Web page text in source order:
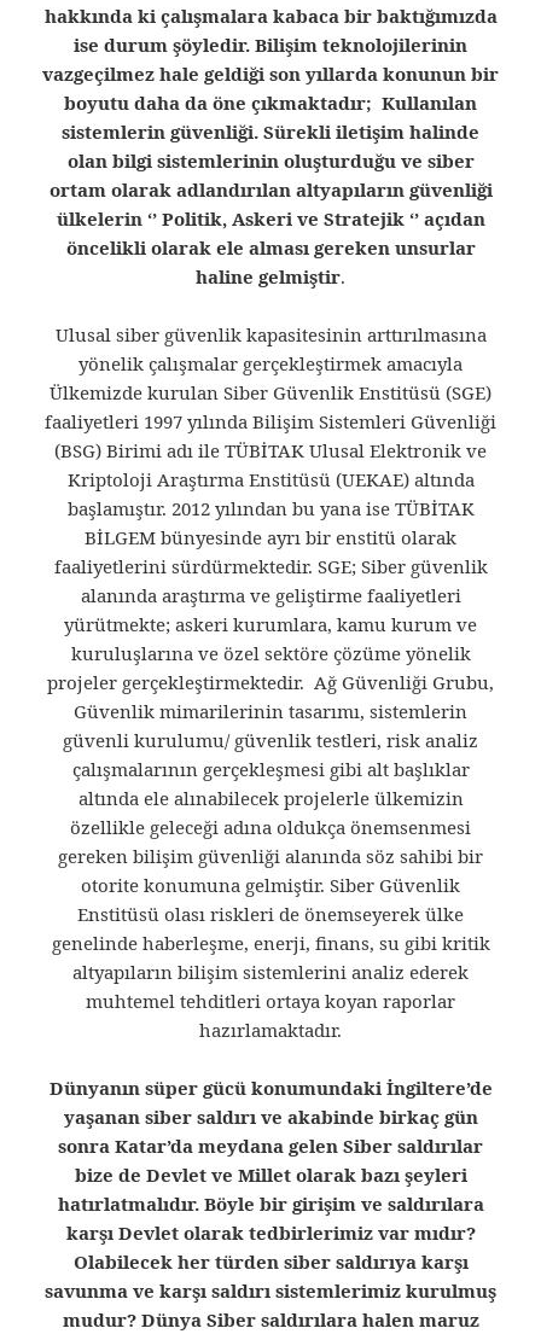
hakkında ki çalışmalara kabaca bir baktığımızda
ise durum şöyledir. Bilişim teknolojilerinin
vazgeçilmez hale geldiği son yıllarda konunun bir
boyutu daha da öne çıkmaktadır; Kullanılan
sistemlerin güvenliği. Sürekli iletişim halinde
olan bilgi sistemlerinin oluşturduğu ve siber
ortam olarak adlandırılan altyapıların güvenliği
ülkelerin ‘’ Politik, Askeri ve Stratejik ‘’ açıdan
öncelikli olarak ele alması gereken unsurlar
haline gelmiştir.
Ulusal siber güvenlik kapasitesinin arttırılmasına
yönelik çalışmalar gerçekleştirmek amacıyla
Ülkemizde kurulan Siber Güvenlik Enstitüsü (SGE)
faaliyetleri 1997 yılında Bilişim Sistemleri Güvenliği
(BSG) Birimi adı ile TÜBİTAK Ulusal Elektronik ve
Kriptoloji Araştırma Enstitüsü (UEKAE) altında
başlamıştır. 2012 yılından bu yana ise TÜBİTAK
BİLGEM bünyesinde ayrı bir enstitü olarak
faaliyetlerini sürdürmektedir. SGE; Siber güvenlik
alanında araştırma ve geliştirme faaliyetleri
yürütmekte; askeri kurumlara, kamu kurum ve
kuruluşlarına ve özel sektöre çözüme yönelik
projeler gerçekleştirmektedir. Ağ Güvenliği Grubu,
Güvenlik mimarilerinin tasarımı, sistemlerin
güvenli kurulumu/ güvenlik testleri, risk analiz
çalışmalarının gerçekleşmesi gibi alt başlıklar
altında ele alınabilecek projelerle ülkemizin
özellikle geleceği adına oldukça önemsenmesi
gereken bilişim güvenliği alanında söz sahibi bir
otorite konumuna gelmiştir. Siber Güvenlik
Enstitüsü olası riskleri de önemseyerek ülke
genelinde haberleşme, enerji, finans, su gibi kritik
altyapıların bilişim sistemlerini analiz ederek
muhtemel tehditleri ortaya koyan raporlar
hazırlamaktadır.
Dünyanın süper gücü konumundaki İngiltere’de
yaşanan siber saldırı ve akabinde birkaç gün
sonra Katar’da meydana gelen Siber saldırılar
bize de Devlet ve Millet olarak bazı şeyleri
hatırlatmalıdır. Böyle bir girişim ve saldırılara
karşı Devlet olarak tedbirlerimiz var mıdır?
Olabilecek her türden siber saldırıya karşı
savunma ve karşı saldırı sistemlerimiz kurulmuş
mudur? Dünya Siber saldırılara halen maruz